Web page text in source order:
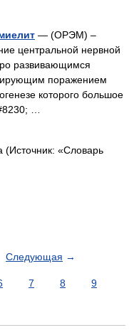
— (ОРЭМ) –
центральной нервной
развивающимся
поражением
которого большое
…
«Словарь
Следующая →
7 8
9